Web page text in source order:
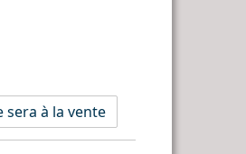
sera à la vente